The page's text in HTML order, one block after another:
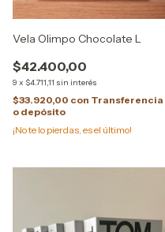
Vela Olimpo Chocolate L
$42.400,00
9 x $4.711,11 sin interés
$33.920,00 con Transferencia
o depósito
¡No te lo pierdas, es el último!